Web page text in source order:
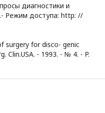
диагностики и
Режим доступа: http: //
surgery for disco- genic
Clin.USA. - 1993. - № 4. - P.